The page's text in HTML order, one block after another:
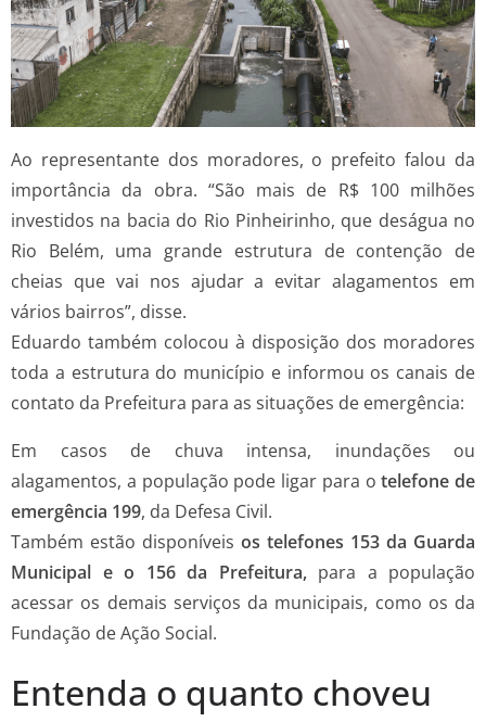
Ao representante dos moradores, o prefeito falou da
importância da obra. “São mais de R$ 100 milhões
investidos na bacia do Rio Pinheirinho, que deságua no
Rio Belém, uma grande estrutura de contenção de
cheias que vai nos ajudar a evitar alagamentos em
vários bairros”, disse.
Eduardo também colocou à disposição dos moradores
toda a estrutura do município e informou os canais de
contato da Prefeitura para as situações de emergência:
Em casos de chuva intensa, inundações ou
alagamentos, a população pode ligar para otelefone de
emergência 199, da Defesa Civil.
Também estão disponíveis os telefones 153 da Guarda
Municipal e o 156 da Prefeitura, para a população
acessar os demais serviços da municipais, como os da
Fundação de Ação Social.
Entenda o quanto choveu